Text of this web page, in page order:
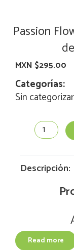
Passion
MXN $295.00
Categorías:
Sin categorizar
Pasionaria,
Flor
ml
quantity
Descripción:
Read more